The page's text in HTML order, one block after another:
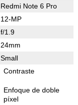
Redmi Note 6 Pro
12-MP
f/1.9
24mm
Small
Contraste
Enfoque de doble
píxel